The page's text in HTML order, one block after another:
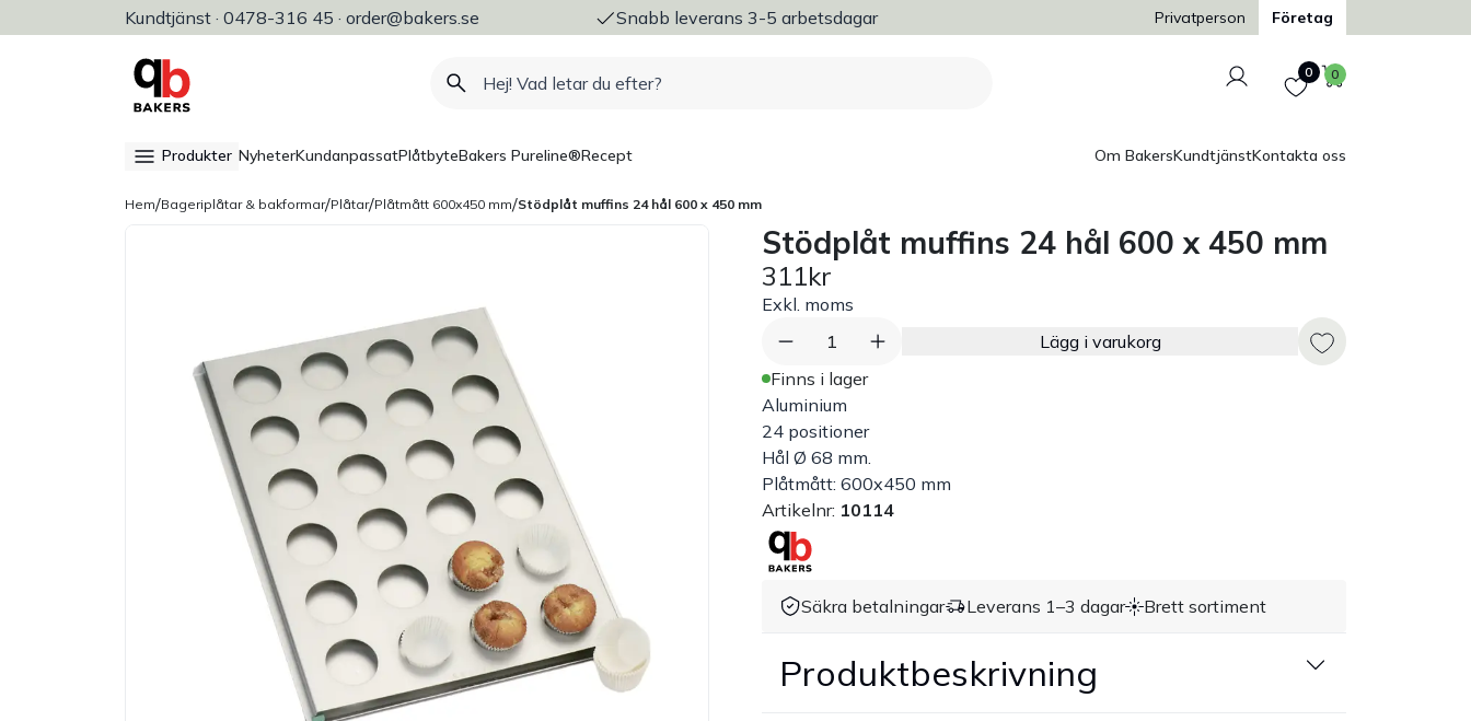
Kundtjänst · 0478-316 45 · order@bakers.se
Allt för bageri, konditori & restaurang Snabb leverans 3-5 arbetsdagar Trygg och säker betalning
Privatperson Företag
Logga in
Favoriter
0 Varukorg
0
Produkter NyheterKundanpassatPlåtbyteBakers Pureline®Recept Om BakersKundtjänstKontakta oss
Hem/Bageriplåtar & bakformar/Plåtar/Plåtmått 600x450 mm/Stödplåt muffins 24 hål 600 x 450 mm
Stödplåt muffins 24 hål 600 x 450 mm
311kr
Exkl. moms
1
Lägg i varukorg
Finns i lager
Aluminium
24 positioner
Hål Ø 68 mm.
Plåtmått: 600x450 mm
Artikelnr: 10114
Säkra betalningar Leverans 1–3 dagar Brett sortiment
Produktbeskrivning